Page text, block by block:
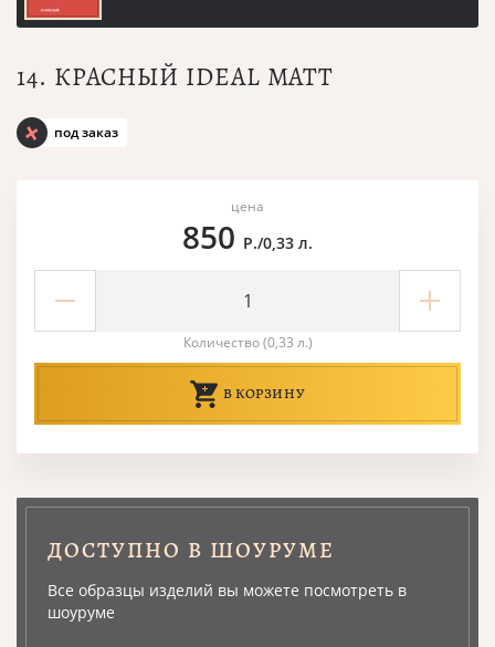
14. КРАСНЫЙ IDEAL MATT
под заказ
цена
850 Р./0,33 л.
Количество (0,33 л.)
В КОРЗИНУ
ДОСТУПНО В ШОУРУМЕ
Все образцы изделий вы можете посмотреть в
шоуруме